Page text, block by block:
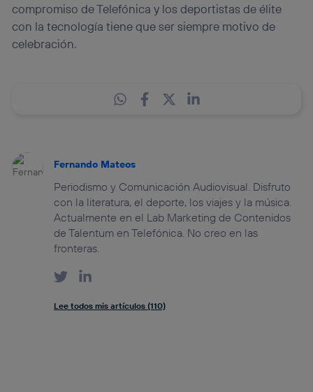
compromiso de Telefónica y los deportistas de élite
con la tecnología tiene que ser siempre motivo de
celebración.
Fernando Mateos
Periodismo y Comunicación Audiovisual. Disfruto
con la literatura, el deporte, los viajes y la música.
Actualmente en el Lab Marketing de Contenidos
de Talentum en Telefónica. No creo en las
fronteras.
Lee todos mis artículos (110)